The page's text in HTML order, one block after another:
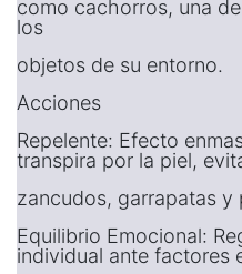
como cachorros, una
los
objetos de su entorno.
Acciones
Repelente: Efecto
transpira por la piel,
zancudos, garrapatas y
Equilibrio Emocional:
individual ante factores